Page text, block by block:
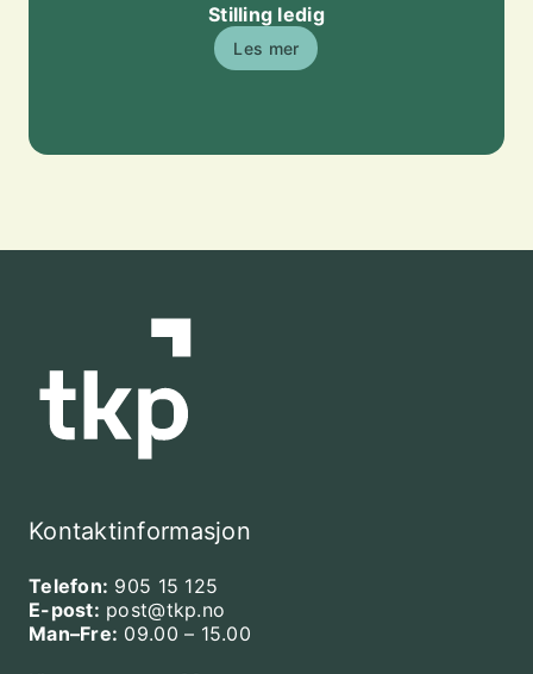
Stilling ledig
Les mer
Kontaktinformasjon
Telefon: 905 15 125
E-post: post@tkp.no
Man–Fre: 09.00 – 15.00